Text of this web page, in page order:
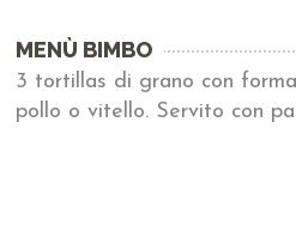
MENÙ BIMBO
3 tortillas di grano con
pollo o vitello. Servito con